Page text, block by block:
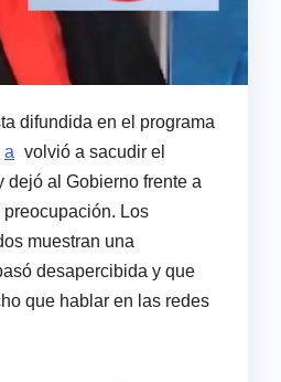
difundida en el programa
a volvió a sacudir el
dejó al Gobierno frente a
Los
muestran una
desapercibida y que
que hablar en las redes